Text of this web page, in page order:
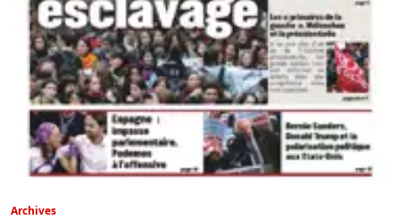
Archives